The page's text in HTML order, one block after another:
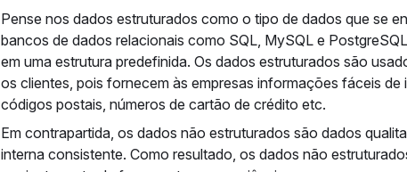
Pense nos dados estruturados como o tipo de dados que se
bancos de dados relacionais como SQL, MySQL e
em uma estrutura predefinida. Os dados estruturados são
os clientes, pois fornecem às empresas informações fáceis de
códigos postais, números de cartão de crédito etc.
Em contrapartida, os dados não estruturados são dados
interna consistente. Como resultado, os dados não